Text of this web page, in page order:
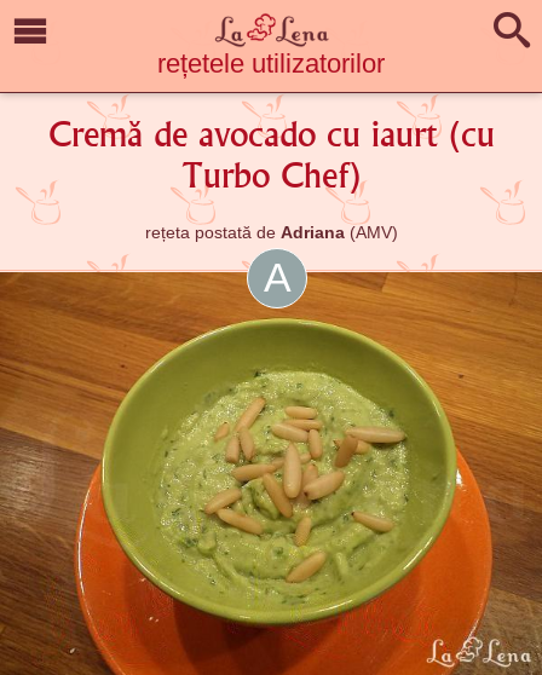
rețetele utilizatorilor
Cremă de avocado cu iaurt (cu
Turbo Chef)
rețeta postată de Adriana (AMV)
A